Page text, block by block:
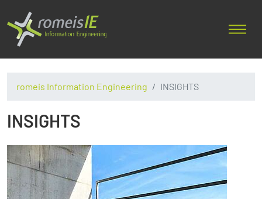
romeis Information Engineering INSIGHTS
INSIGHTS